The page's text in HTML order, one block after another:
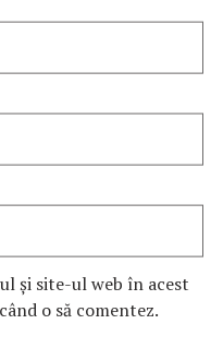
și site-ul web în acest
o să comentez.